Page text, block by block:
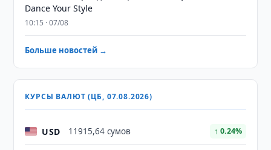
Dance Your Style
10:15 · 07/08
Больше новостей →
КУРСЫ ВАЛЮТ (ЦБ, 07.08.2026)
USD 11915,64 сумов ↑ 0.24%